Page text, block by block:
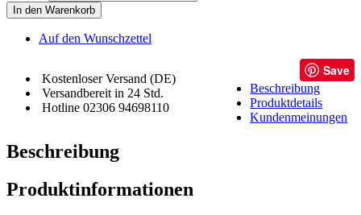
In den Warenkorb
Auf den Wunschzettel
Kostenloser Versand (DE)
Versandbereit in 24 Std.
Hotline 02306 94698110
Save
Beschreibung
Produktdetails
Kundenmeinungen
Beschreibung
Produktinformationen